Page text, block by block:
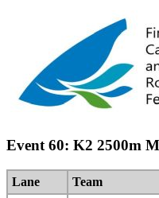
Event 60: K2 2500m
Lane
Team